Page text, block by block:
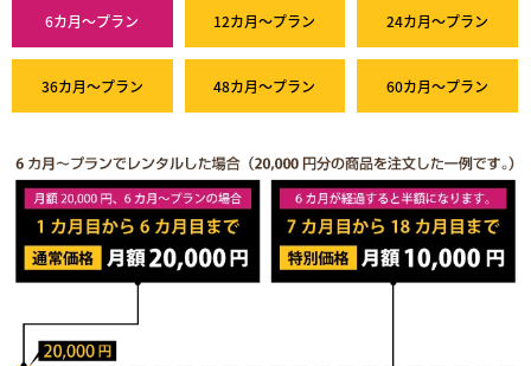
6カ月～プラン 12カ月～プラン 24カ月～プラン
36カ月～プラン 48カ月～プラン 60カ月～プラン